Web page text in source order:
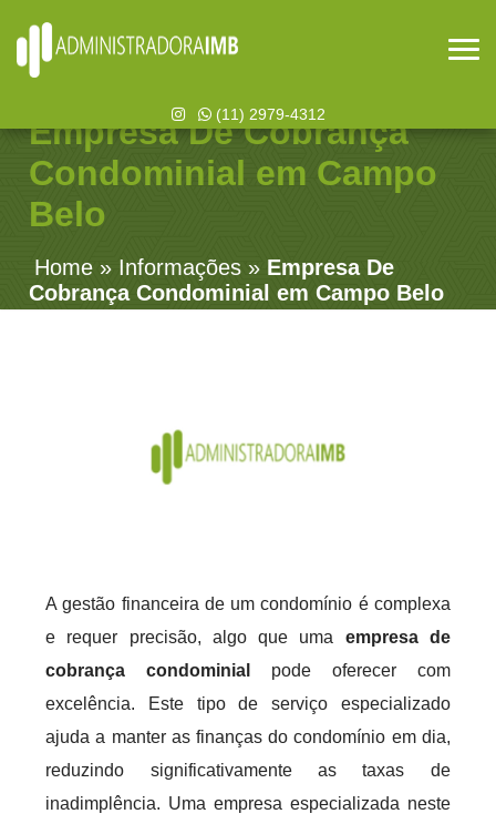
(11) 2979-4312
Empresa De Cobrança
Condominial em Campo
Belo
Home » Informações » Empresa De
Cobrança Condominial em Campo Belo
A gestão financeira de um condomínio é complexa
e requer precisão, algo que uma empresa de
cobrança condominial
pode oferecer com
excelência. Este tipo de serviço especializado
ajuda a manter as finanças do condomínio em dia,
reduzindo significativamente as taxas de
inadimplência. Uma empresa especializada neste